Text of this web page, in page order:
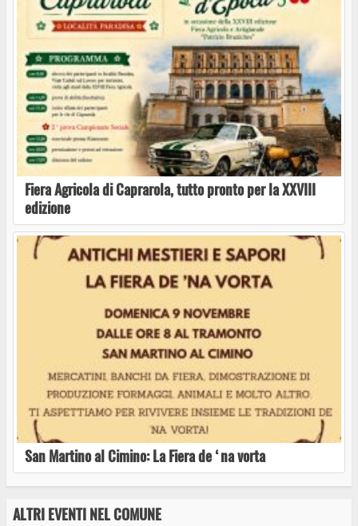
Fiera Agricola di Caprarola, tutto pronto per la XXVIII
edizione
San Martino al Cimino: La Fiera de ‘na vorta
ALTRI EVENTI NEL COMUNE
Caprarola incantata: dopo il trionfo della
prima, sabato 30 agosto torna la Sfilata de “Lo
Schiaccianocchie”
La magia torna a sfilare: la 70ª Sagra della
Nocciola presenta “Willy Nocchia e la Fabbrica
di Nocciolato”
Il 24 e 25 luglio torna l’Eco Sound Fest a
Caprarola
Ultimo appuntamento per “Incontri in
biblioteca”: a Caprarola la presentazione del
libro “I Cavallari”
Fiera Agricola di Caprarola, tutto pronto per la